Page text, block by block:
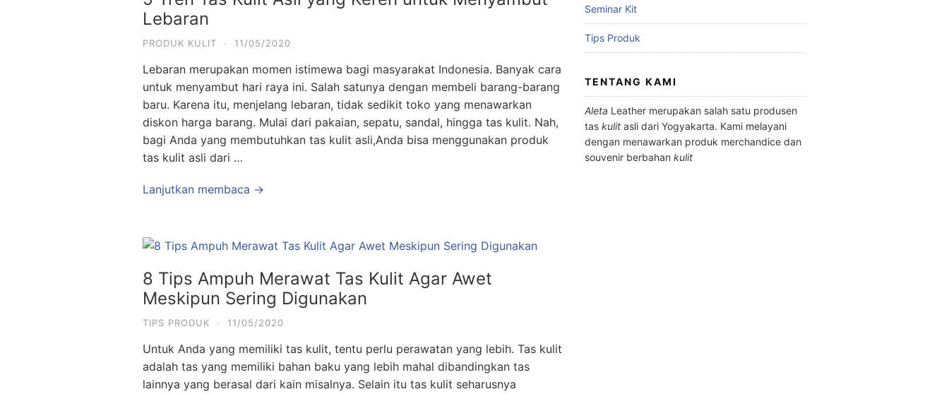
Lebaran
PRODUK KULIT · 11/05/2020
Lebaran merupakan momen istimewa bagi masyarakat Indonesia. Banyak cara
untuk menyambut hari raya ini. Salah satunya dengan membeli barang-barang
baru. Karena itu, menjelang lebaran, tidak sedikit toko yang menawarkan
diskon harga barang. Mulai dari pakaian, sepatu, sandal, hingga tas kulit. Nah,
bagi Anda yang membutuhkan tas kulit asli,Anda bisa menggunakan produk
tas kulit asli dari …
Lanjutkan membaca →
8 Tips Ampuh Merawat Tas Kulit Agar Awet
Meskipun Sering Digunakan
TIPS PRODUK · 11/05/2020
Untuk Anda yang memiliki tas kulit, tentu perlu perawatan yang lebih. Tas kulit
adalah tas yang memiliki bahan baku yang lebih mahal dibandingkan tas
lainnya yang berasal dari kain misalnya. Selain itu tas kulit seharusnya
Seminar Kit
Tips Produk
TENTANG KAMI
Aleta Leather merupakan salah satu produsen
tas kulitasli dari Yogyakarta. Kami melayani
dengan menawarkan produk merchandice dan
souvenir berbahan kulit